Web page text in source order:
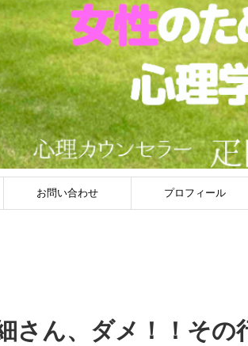
お問い合わせ プロフィール
さん、ダメ！！その